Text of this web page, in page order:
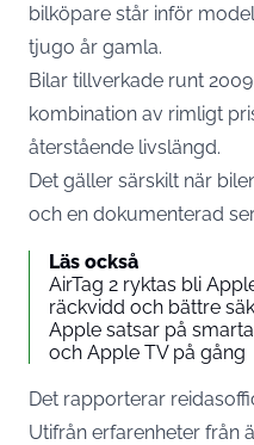
bilköpare står inför
tjugo år gamla.
Bilar tillverkade runt
kombination av rimligt
återstående livslängd.
Det gäller särskilt när
och en dokumenterad
Läs också
AirTag 2 ryktas bli
räckvidd och bättre
Apple satsar på
och Apple TV på gång
Det rapporterar
Utifrån erfarenheter från